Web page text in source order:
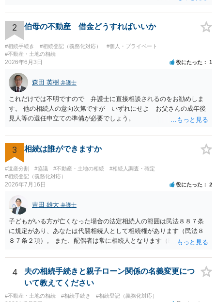
ょうか？ 兄が無視している理由は関わりなくない、もしくは嫌がら
せだと思います。兄は両親ともの葬儀には来ていません。兄の現住所
はプロにお願いして探してもらおうと思います。 弁護士に遺産分割
を依頼せず兄の住所だけ調べてもらうことは難しいです。 お金がな
いということですが、遺産はあるので、遺産分割が終わったら弁護士
費用を 支払うという内容でも受任してもらえる可能性はあると思いま
す。 弁護士にメール等でそのようなことが可能か問い合わせしてみ
たらよいと思います。
2 伯母の不動産 借金どうすればいいか
#相続手続き #相続登記（義務化対応）
#個人・プライベート
#不動産・土地の相続
2026年6月3日 役にたった 1
森田 英樹 弁護士
これだけでは不明ですので 弁護士に直接相談されるのをお勧めしま
す。 他の相続人の意向次第ですが いずれにせよ お父さんの成年後
見人等の選任申立ての準備が必要でしょう。
3 相続は誰ができますか
#遺産分割 #協議 #不動産・土地の相続
#相続人調査・確定
#相続登記（義務化対応）
2026年7月16日 役にたった 2
吉田 雄大 弁護士
子どもがいる方が亡くなった場合の法定相続人の範囲は民法８８７条
に規定があり、あなたは代襲相続人として相続権があります（民法８
８７条２項）。 また、配偶者は常に相続人となります（民法８９０
も相続権があります。つまり、孫５人に加えて「おじ又はおば」にも
相続権がある可能性があります。
4
夫の相続手続きと親子ローン関係の名義変更につ
いて教えてください
#不動産・土地の相続 #相続手続き #相続登記（義務化対応）